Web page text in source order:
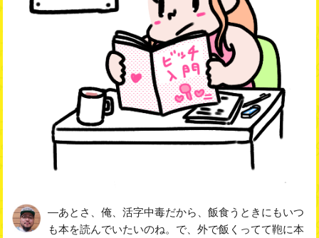
―あとさ、俺、活字中毒だから、飯食うときにもいつ
も本を読んでいたいのね。で、外で飯くってて鞄に本